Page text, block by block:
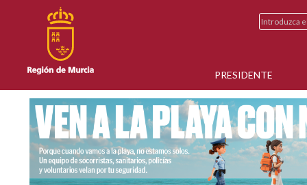
PRESIDENTE